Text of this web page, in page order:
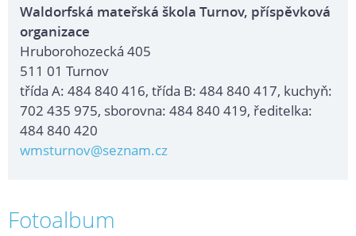
Waldorfská mateřská škola Turnov, příspěvková
organizace
Hruborohozecká 405
511 01 Turnov
třída A: 484 840 416, třída B: 484 840 417, kuchyň:
702 435 975, sborovna: 484 840 419, ředitelka:
484 840 420
wmsturnov@seznam.cz
Fotoalbum